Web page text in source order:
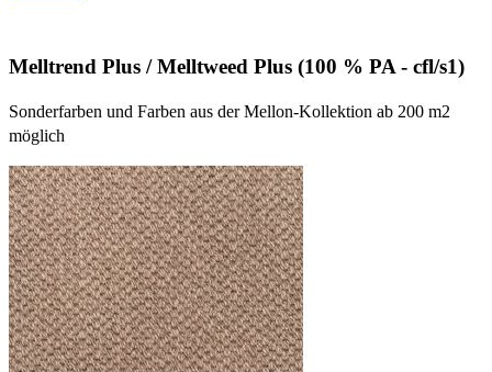
Melltrend Plus / Melltweed Plus (100 % PA - cfl/s1)
Sonderfarben und Farben aus der Mellon-Kollektion ab 200 m2
möglich